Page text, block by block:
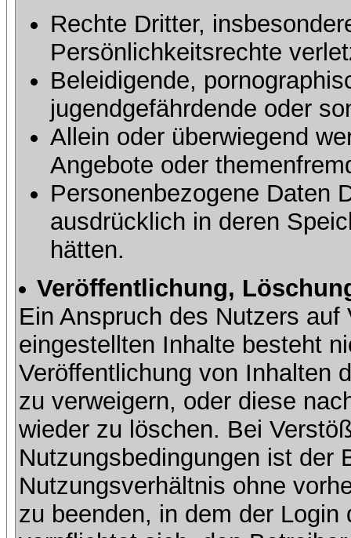
Rechte Dritter,
Persönlichkeitsrechte
Beleidigende,
jugendgefährdende oder
Allein oder überwiegend
Angebote oder
Personenbezogene Daten
ausdrücklich in deren
hätten.
Veröffentlichung,
Ein Anspruch des Nutzers
eingestellten Inhalte besteht
Veröffentlichung von Inhalten
zu verweigern, oder diese
wieder zu löschen. Bei
Nutzungsbedingungen ist der
Nutzungsverhältnis ohne
zu beenden, in dem der